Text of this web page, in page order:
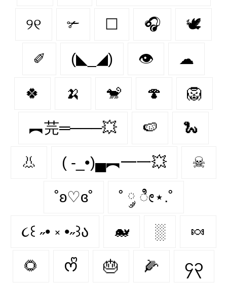
୨୧ ✃ ☐ 🎧 🕊️
✐ (◣_◢) 👁 ☁
🍀 🍌 🐒 🍄 🦁
︻芫═───💥 🍉 🐍
👃 ( -_•)▄︻━一💥 ☠
˚ʚ♡ɞ˚ ˚ ༘ ೀ⋆.˚
૮꒰ ˶• ༝ •˶꒱ა 🐋 ░ 🍬
🌻 ᰔᩚ 🎂 🌽 ၄၃